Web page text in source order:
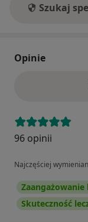
Szukaj
Opinie
96 opinii
Najczęściej
Zaangażowanie
Skuteczność